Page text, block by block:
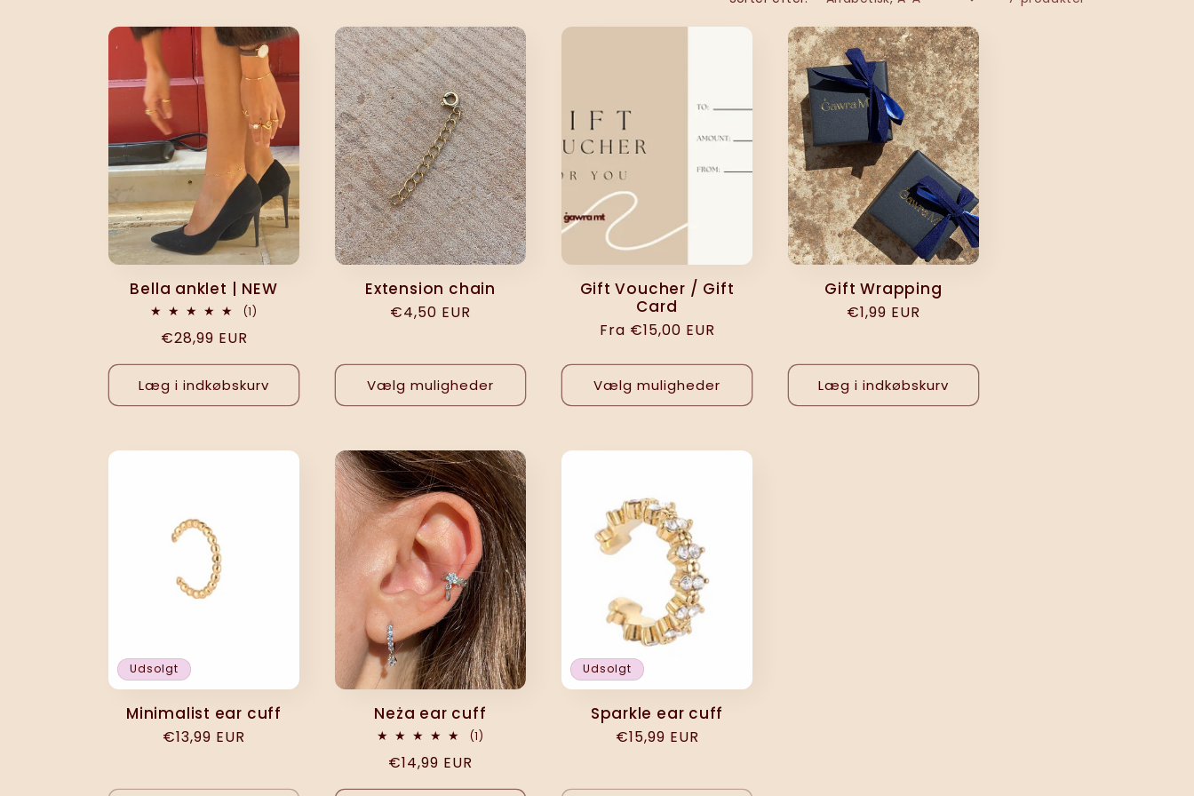
l
e
k
t
o
n
:
Bella anklet | NEW
(1)
Normalpris
€28,99 EUR
Læg i indkøbskurv
Extension chain
Normalpris
€4,50 EUR
Vælg muligheder
Gift Voucher / Gift
Card
Normalpris
Fra €15,00 EUR
Vælg muligheder
Gift Wrapping
Normalpris
€1,99 EUR
Læg i indkøbskurv
Udsolgt
Minimalist ear cuff
Normalpris
€13,99 EUR
Neża ear cuff
(1)
Normalpris
€14,99 EUR
Udsolgt
Sparkle ear cuff
Normalpris
€15,99 EUR